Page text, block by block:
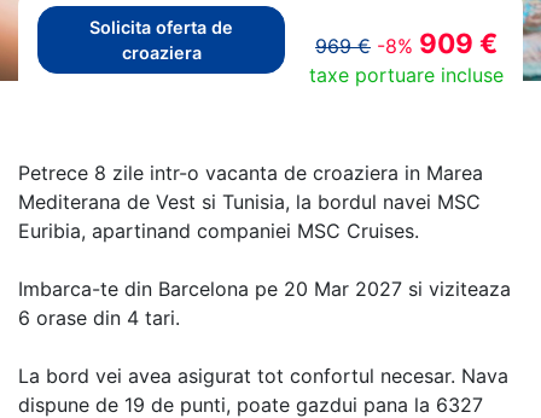
Solicita oferta de
croaziera
969 € -8% 909 €
taxe portuare incluse
Petrece 8 zile intr-o vacanta de croaziera in Marea
Mediterana de Vest si Tunisia, la bordul navei MSC
Euribia, apartinand companiei MSC Cruises.
Imbarca-te din Barcelona pe 20 Mar 2027 si viziteaza
6 orase din 4 tari.
La bord vei avea asigurat tot confortul necesar. Nava
dispune de 19 de punti, poate gazdui pana la 6327